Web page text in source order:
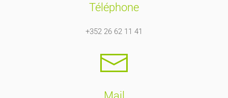
Téléphone
+352 26 62 11 41